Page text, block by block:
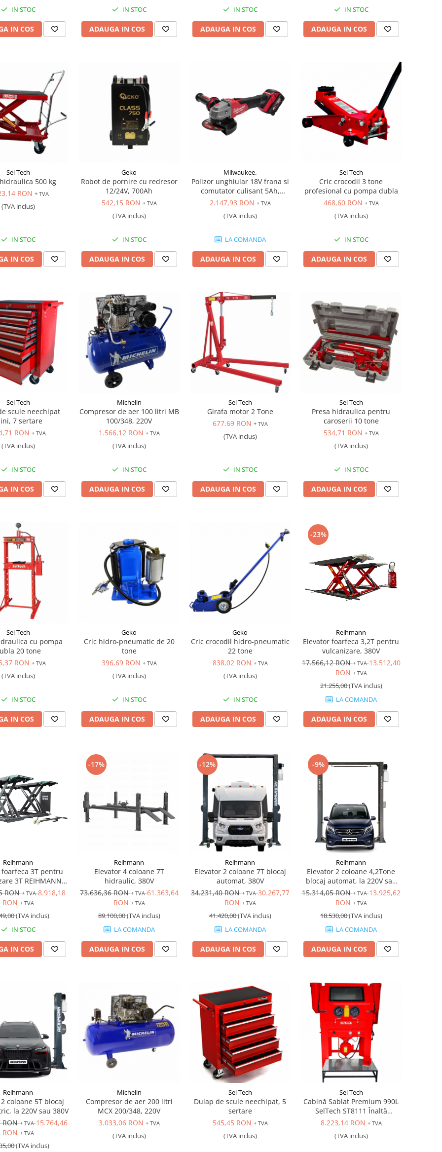
IN STOC
IN COS
IN STOC
ADAUGA IN COS
IN STOC
ADAUGA IN COS
IN STOC
ADAUGA IN COS
Sel Tech
500 kg
RON + TVA
(TVA inclus)
IN STOC
IN COS
Geko
Robot de pornire cu redresor
12/24V, 700Ah
542,15 RON + TVA
(TVA inclus)
IN STOC
ADAUGA IN COS
Milwaukee.
Polizor unghiular 18V frana si
comutator culisant 5Ah,
Milwaukee
2.147,93 RON + TVA
(TVA inclus)
LA COMANDA
ADAUGA IN COS
Sel Tech
Cric crocodil 3 tone
profesional cu pompa dubla
468,60 RON + TVA
(TVA inclus)
IN STOC
ADAUGA IN COS
Sel Tech
scule neechipat
7 sertare
RON + TVA
(TVA inclus)
IN STOC
IN COS
Michelin
Compresor de aer 100 litri MB
100/348, 220V
1.566,12 RON + TVA
(TVA inclus)
IN STOC
ADAUGA IN COS
Sel Tech
Girafa motor 2 Tone
677,69 RON + TVA
(TVA inclus)
IN STOC
ADAUGA IN COS
Sel Tech
Presa hidraulica pentru
caroserii 10 tone
534,71 RON + TVA
(TVA inclus)
IN STOC
ADAUGA IN COS
Sel Tech
cu pompa
20 tone
RON + TVA
(TVA inclus)
IN STOC
IN COS
Geko
Cric hidro-pneumatic de 20
tone
396,69 RON + TVA
(TVA inclus)
IN STOC
ADAUGA IN COS
Geko
Cric crocodil hidro-pneumatic
22 tone
838,02 RON + TVA
(TVA inclus)
IN STOC
ADAUGA IN COS
-23%
Reihmann
Elevator foarfeca 3,2T pentru
vulcanizare, 380V
17.566,12 RON+ TVA 13.512,40
RON + TVA
21.255,00(TVA inclus)
LA COMANDA
ADAUGA IN COS
Reihmann
foarfeca 3T pentru
3T REIHMANN
Profesional, Kit
220V/380V
RON+ TVA 8.918,18
RON + TVA
(TVA inclus)
IN STOC
IN COS
-17%
Reihmann
Elevator 4 coloane 7T
hidraulic, 380V
73.636,36 RON+ TVA 61.363,64
RON + TVA
89.100,00(TVA inclus)
LA COMANDA
ADAUGA IN COS
-12%
Reihmann
Elevator 2 coloane 7T blocaj
automat, 380V
34.231,40 RON+ TVA 30.267,77
RON + TVA
41.420,00(TVA inclus)
LA COMANDA
ADAUGA IN COS
-9%
Reihmann
Elevator 2 coloane 4,2Tone
blocaj automat, la 220V sau
380V
15.314,05 RON+ TVA 13.925,62
RON + TVA
18.530,00(TVA inclus)
LA COMANDA
ADAUGA IN COS
Reihmann
coloane 5T blocaj
la 220V sau 380V
RON+ TVA 15.764,46
RON + TVA
(TVA inclus)
Michelin
Compresor de aer 200 litri
MCX 200/348, 220V
3.033,06 RON + TVA
(TVA inclus)
Sel Tech
Dulap de scule neechipat, 5
sertare
545,45 RON + TVA
(TVA inclus)
Sel Tech
Cabină Sablat Premium 990L
SelTech ST8111 Înaltă
Presiune, Performanță
8.223,14 RON + TVA
(TVA inclus)